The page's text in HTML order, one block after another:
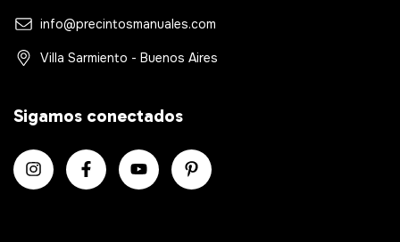
info@precintosmanuales.com
Villa Sarmiento - Buenos Aires
Sigamos conectados